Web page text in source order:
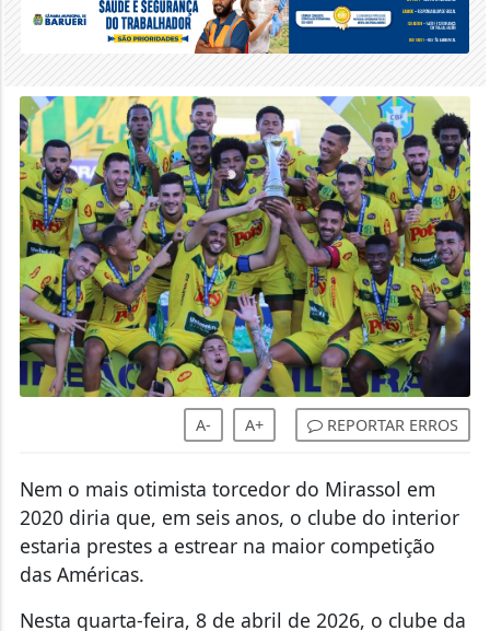
A- A+ REPORTAR ERROS
Nem o mais otimista torcedor do Mirassol em
2020 diria que, em seis anos, o clube do interior
estaria prestes a estrear na maior competição
das Américas.
Nesta quarta-feira, 8 de abril de 2026, o clube da